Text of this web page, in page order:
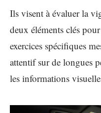
Ils visent à évaluer la
deux éléments clés
exercices spécifiques
attentif sur de longues
les informations